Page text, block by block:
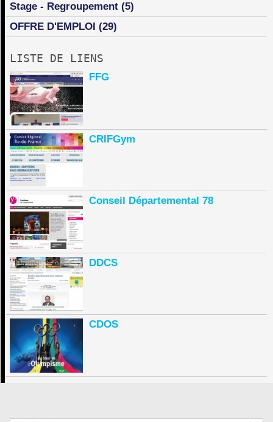
Stage - Regroupement (5)
OFFRE D'EMPLOI (29)
LISTE DE LIENS
FFG
CRIFGym
Conseil Départemental 78
DDCS
CDOS